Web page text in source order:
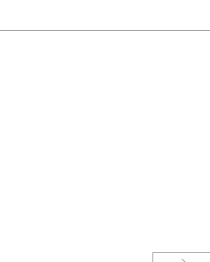
間未満）／1秒（1時間以上）、24時間
セット：24時間、1秒単位で計測）
ライト（スーパーイルミネーター、残照機
き）、LCD部用LEDバックライト（スーパ
照時間切替（1.5秒/3秒）付き）
て見づらいときは、針を液晶表示の上か
す）